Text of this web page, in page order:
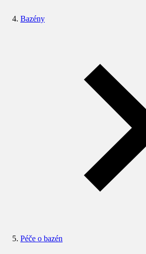
Bazény
Péče o bazén